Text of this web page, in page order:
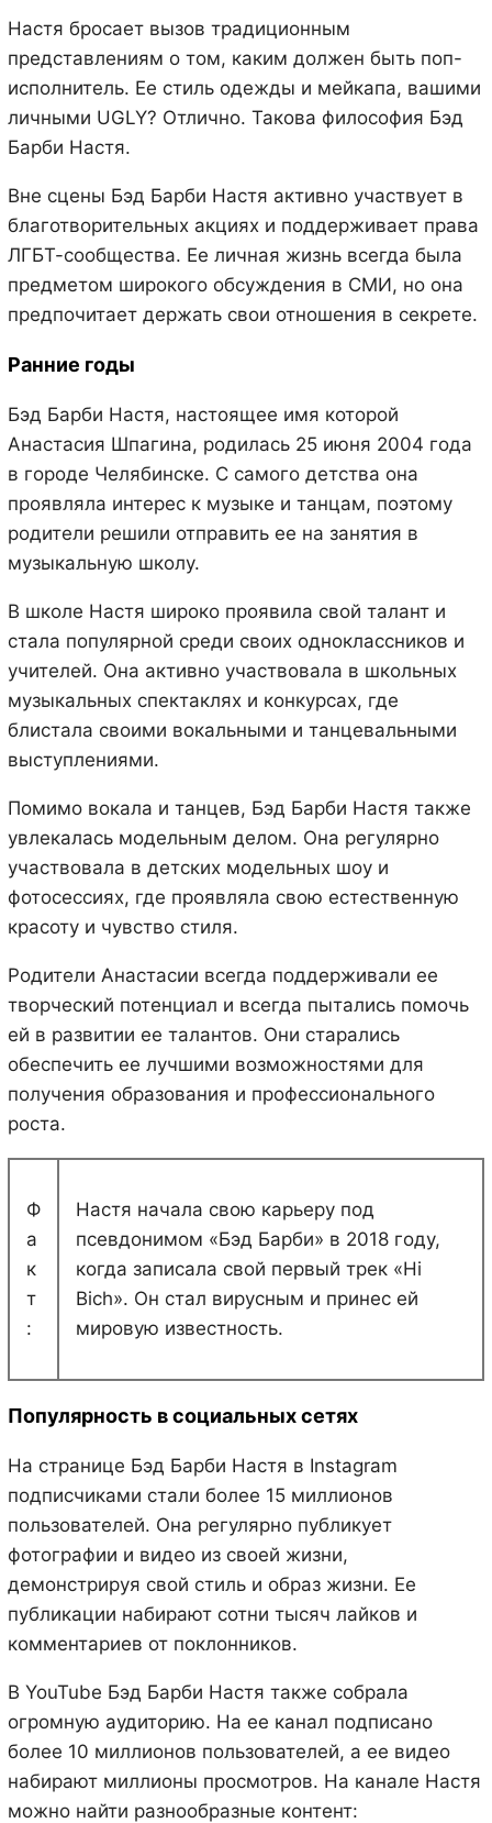
Настя бросает вызов традиционным
представлениям о том, каким должен быть поп-
исполнитель. Ее стиль одежды и мейкапа, вашими
личными UGLY? Отлично. Такова философия Бэд
Барби Настя.
Вне сцены Бэд Барби Настя активно участвует в
благотворительных акциях и поддерживает права
ЛГБТ-сообщества. Ее личная жизнь всегда была
предметом широкого обсуждения в СМИ, но она
предпочитает держать свои отношения в секрете.
Ранние годы
Бэд Барби Настя, настоящее имя которой
Анастасия Шпагина, родилась 25 июня 2004 года
в городе Челябинске. С самого детства она
проявляла интерес к музыке и танцам, поэтому
родители решили отправить ее на занятия в
музыкальную школу.
В школе Настя широко проявила свой талант и
стала популярной среди своих одноклассников и
учителей. Она активно участвовала в школьных
музыкальных спектаклях и конкурсах, где
блистала своими вокальными и танцевальными
выступлениями.
Помимо вокала и танцев, Бэд Барби Настя также
увлекалась модельным делом. Она регулярно
участвовала в детских модельных шоу и
фотосессиях, где проявляла свою естественную
красоту и чувство стиля.
Родители Анастасии всегда поддерживали ее
творческий потенциал и всегда пытались помочь
ей в развитии ее талантов. Они старались
обеспечить ее лучшими возможностями для
получения образования и профессионального
роста.
Ф
а
к
т
:
Настя начала свою карьеру под
псевдонимом «Бэд Барби» в 2018 году,
когда записала свой первый трек «Hi
Bich». Он стал вирусным и принес ей
мировую известность.
Популярность в социальных сетях
На странице Бэд Барби Настя в Instagram
подписчиками стали более 15 миллионов
пользователей. Она регулярно публикует
фотографии и видео из своей жизни,
демонстрируя свой стиль и образ жизни. Ее
публикации набирают сотни тысяч лайков и
комментариев от поклонников.
В YouTube Бэд Барби Настя также собрала
огромную аудиторию. На ее канал подписано
более 10 миллионов пользователей, а ее видео
набирают миллионы просмотров. На канале Настя
можно найти разнообразные контент: